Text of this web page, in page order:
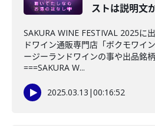
ストは説明文
SAKURA WINE FESTIVAL 2025に
ドワイン通販専門店「ボクモワイ
ージーランドワインの事や出品銘
===SAKURA W...
2025.03.13 |00:16:52